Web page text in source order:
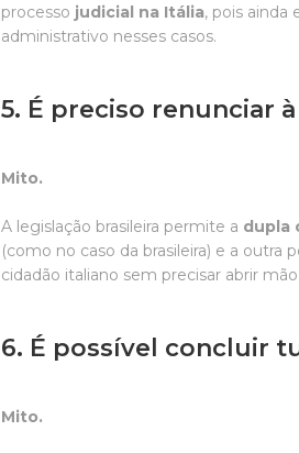
processo judicial na Itália, pois
administrativo nesses casos.
5. É preciso renunciar
Mito.
A legislação brasileira permite a dupla
(como no caso da brasileira) e a
cidadão italiano sem precisar abrir
6. É possível concluir
Mito.